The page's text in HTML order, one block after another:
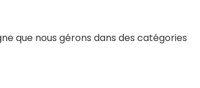
que nous gérons dans des catégories